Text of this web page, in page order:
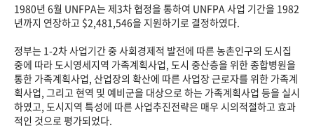
1980년 6월 UNFPA는 제3차 협정을 통하여 UNFPA 사업 기간을 1982
년까지 연장하고 $2,481,546을 지원하기로 결정하였다.
정부는 1-2차 사업기간 중 사회경제적 발전에 따른 농촌인구의 도시집
중에 따라 도시영세지역 가족계획사업, 도시 중산층을 위한 종합병원을
통한 가족계획사업, 산업장의 확산에 따른 사업장 근로자를 위한 가족계
획사업, 그리고 현역 및 예비군을 대상으로 하는 가족계획사업 등을 실시
하였고, 도시지역 특성에 따른 사업추진전략은 매우 시의적절하고 효과
적인 것으로 평가되었다.